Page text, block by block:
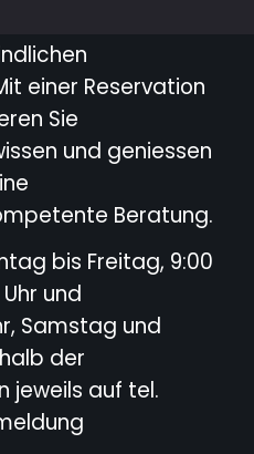
immer einen
einer Reservation
Sie
und geniessen
Beratung.
bis Freitag, 9:00
und
Samstag und
der
jeweils auf tel.